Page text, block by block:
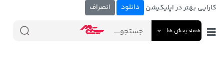
کارایی بهتر در اپلیکیشن دانلود انصراف
همه بخش ها